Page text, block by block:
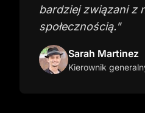
bardziej związani z
społecznością."
Sarah Martinez
Kierownik